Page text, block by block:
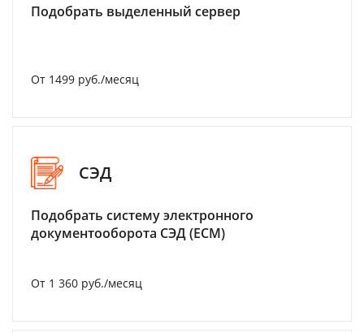
Подобрать выделенный сервер
От 1499 руб./месяц
СЭД
Подобрать систему электронного
документооборота СЭД (ECM)
От 1 360 руб./месяц